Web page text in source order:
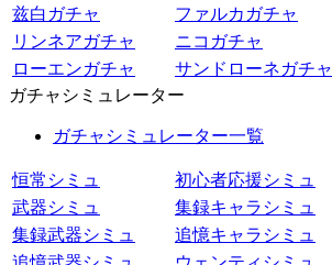
兹白ガチャ
ファルカガチャ
リンネアガチャ
ニコガチャ
ローエンガチャ
サンドローネガチャ
ガチャシミュレーター
ガチャシミュレーター一覧
恒常シミュ
初心者応援シミュ
武器シミュ
集録キャラシミュ
集録武器シミュ
追憶キャラシミュ